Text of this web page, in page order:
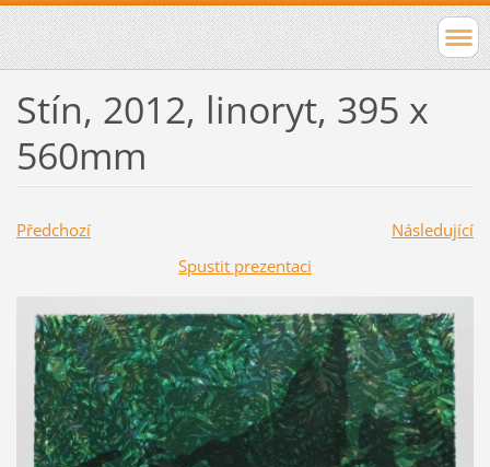
Stín, 2012, linoryt, 395 x
560mm
Předchozí
Následující
Spustit prezentaci